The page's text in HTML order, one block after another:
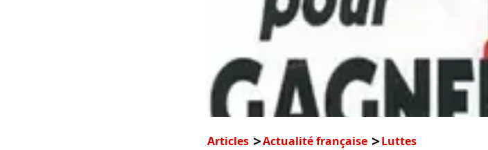
Articles Actualité française Luttes